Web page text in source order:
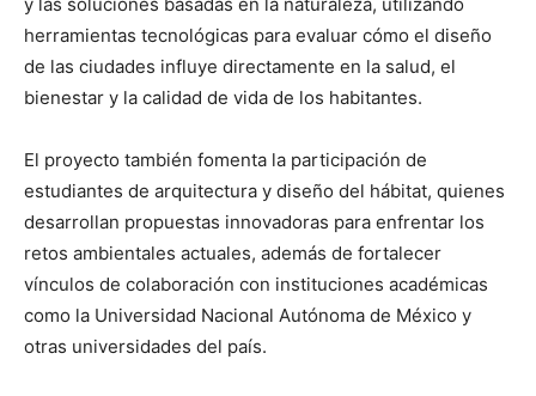
herramientas tecnológicas para evaluar cómo el diseño
de las ciudades influye directamente en la salud, el
bienestar y la calidad de vida de los habitantes.
El proyecto también fomenta la participación de
estudiantes de arquitectura y diseño del hábitat, quienes
desarrollan propuestas innovadoras para enfrentar los
retos ambientales actuales, además de fortalecer
vínculos de colaboración con instituciones académicas
como la Universidad Nacional Autónoma de México y
otras universidades del país.